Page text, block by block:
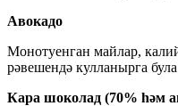
Авокадо
Монотуенган майлар,
рәвешендә кулланырга
Кара шоколад (70% һәм